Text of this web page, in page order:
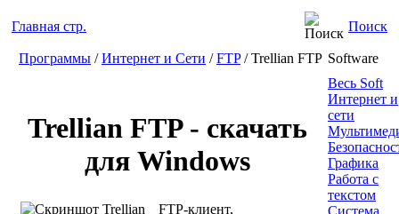
Главная стр. Поиск
Программы /Интернет и Сети /FTP/ Trellian FTP
Trellian FTP - скачать
для Windows
FTP-клиент,
Software
Весь Soft
Интернет и
сети
Графика
Работа с
текстом
Система